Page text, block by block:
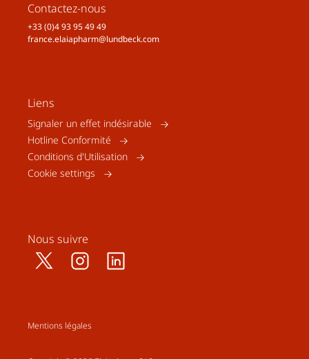
Contactez-nous
+33 (0)4 93 95 49 49
france.elaiapharm@lundbeck.com
Liens
Signaler un effet indésirable
Hotline Conformité
Conditions d'Utilisation
Cookie settings
Nous suivre
Mentions légales